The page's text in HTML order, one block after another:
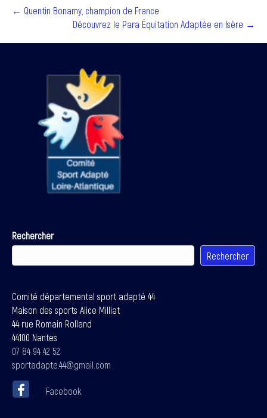
← Quentin Bonamy, champion de France
Découvrez le Para Équitation Adaptée en Isère →
Rechercher
Rechercher
Comité départemental sport adapté 44
Maison des sports Alice Milliat
44 rue Romain Rolland
44100 Nantes
07 84 94 42 52
sportadapte.44@gmail.com
Facebook